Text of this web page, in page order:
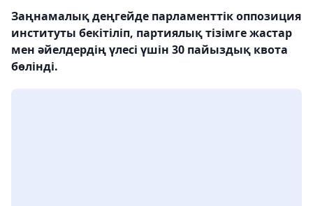
Заңнамалық деңгейде парламенттік оппозиция
институты бекітіліп, партиялық тізімге жастар
мен әйелдердің үлесі үшін 30 пайыздық квота
бөлінді.